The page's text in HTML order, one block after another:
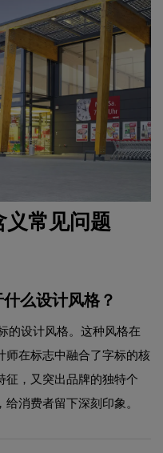
义常见问题
么设计风格？
的设计风格。这种风格在
师在标志中融合了字标的核
征，又突出品牌的独特个
消费者留下深刻印象。